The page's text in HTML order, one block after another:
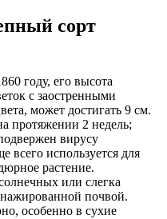
сорт
году, его высота
с заостренными
может достигать 9 см.
протяжении 2 недель;
вирусу
всего используется для
растение.
или слегка
почвой.
особенно в сухие